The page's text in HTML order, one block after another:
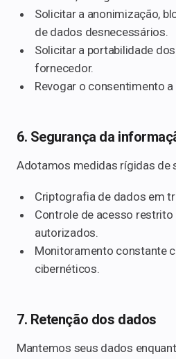
Solicitar a anonimização,
de dados desnecessários.
Solicitar a portabilidade
fornecedor.
Revogar o consentimento
6. Segurança da
Adotamos medidas rígidas de
Criptografia de dados em
Controle de acesso
autorizados.
Monitoramento constante
cibernéticos.
7. Retenção dos dados
Mantemos seus dados